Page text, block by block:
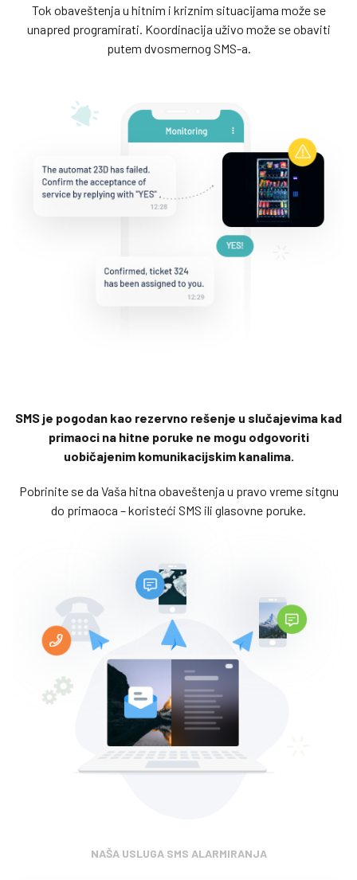
Tok obaveštenja u hitnim i kriznim situacijama može se
unapred programirati. Koordinacija uživo može se obaviti
putem dvosmernog SMS-a.
SMS je pogodan kao rezervno rešenje u slučajevima kad
primaoci na hitne poruke ne mogu odgovoriti
uobičajenim komunikacijskim kanalima.
Pobrinite se da Vaša hitna obaveštenja u pravo vreme sitgnu
do primaoca – koristeći SMS ili glasovne poruke.
NAŠA USLUGA SMS ALARMIRANJA